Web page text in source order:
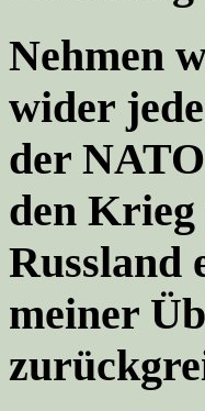
Nehmen
wider
der
den
Russland
meiner